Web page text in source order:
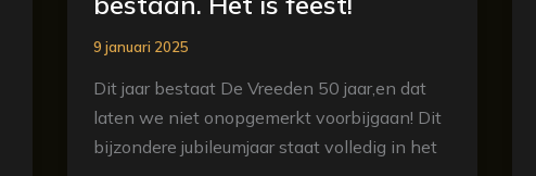
9 januari 2025
Dit jaar bestaat De Vreeden 50 jaar,en dat
laten we niet onopgemerkt voorbijgaan! Dit
bijzondere jubileumjaar staat volledig in het